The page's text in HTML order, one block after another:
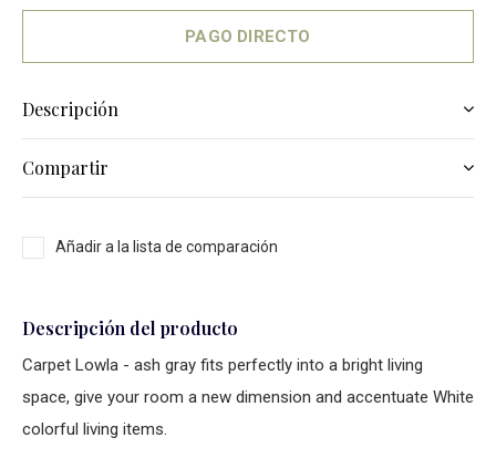
PAGO DIRECTO
Descripción
Compartir
Añadir a la lista de comparación
Descripción del producto
Carpet Lowla - ash gray fits perfectly into a bright living
space, give your room a new dimension and accentuate White
colorful living items.